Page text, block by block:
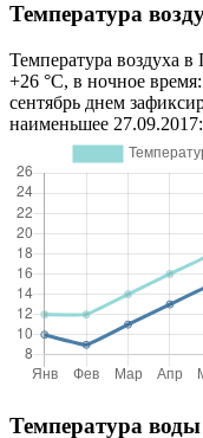
Температура
Температура воздуха в
+26 °C, в ночное
сентябрь днем
наименьшее
Температура воды